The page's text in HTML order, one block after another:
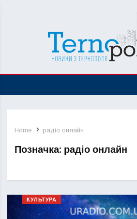
Home радіо онлайн
Позначка: радіо онлайн
КУЛЬТУРА